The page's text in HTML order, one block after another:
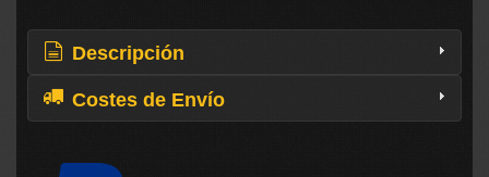
Descripción
Costes de Envío